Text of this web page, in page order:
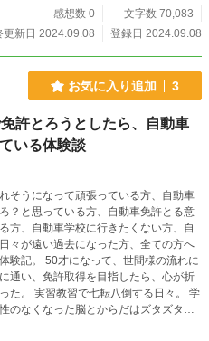
感想数 0
文字数 70,083
更新日 2024.09.08
登録日 2024.09.08
お気に入り追加 3
許とろうとしたら、自動車
いる体験談
そうになって頑張っている方、自動車
？と思っている方、自動車免許とる意
方、自動車学校に行きたくない方、自
々が遠い過去になった方、全ての方へ
験記。 50才になって、世間様の流れに
通い、免許取得を目指したら、心が折
た。 実習教習で七転八倒する日々。 学
のなくなった脳とからだはズタズタの
修復する前に、更に心が折れる日がや